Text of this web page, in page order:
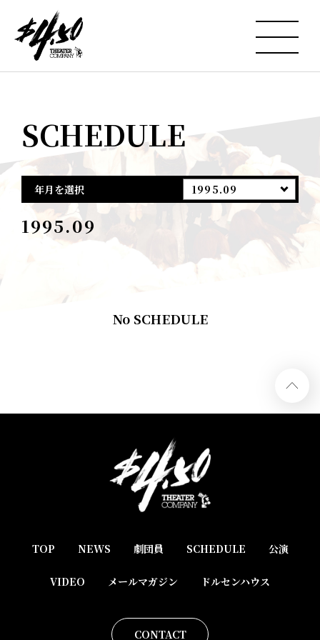
SCHEDULE
年月を選択 1995.09
1995.09
No SCHEDULE
TOP NEWS 劇団員 SCHEDULE 公演
VIDEO メールマガジン ドルセンハウス
CONTACT